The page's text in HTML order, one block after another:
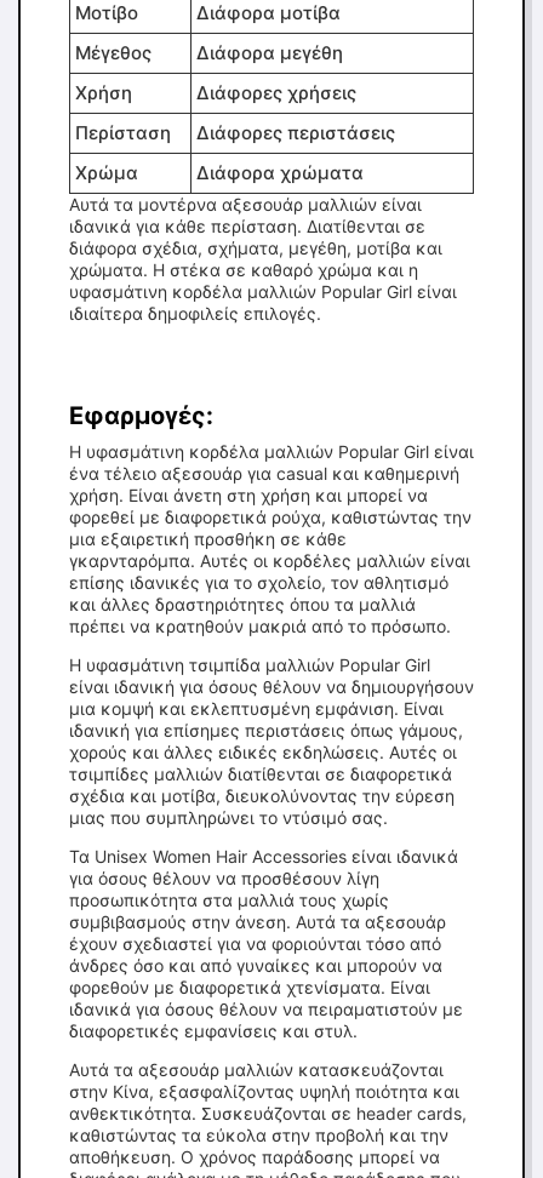
Μοτίβο
Διάφορα μοτίβα
Μέγεθος
Διάφορα μεγέθη
Χρήση
Διάφορες χρήσεις
Περίσταση
Διάφορες περιστάσεις
Χρώμα
Διάφορα χρώματα
Αυτά τα μοντέρνα αξεσουάρ μαλλιών είναι
ιδανικά για κάθε περίσταση. Διατίθενται σε
διάφορα σχέδια, σχήματα, μεγέθη, μοτίβα και
χρώματα. Η στέκα σε καθαρό χρώμα και η
υφασμάτινη κορδέλα μαλλιών Popular Girl είναι
ιδιαίτερα δημοφιλείς επιλογές.
Εφαρμογές:
Η υφασμάτινη κορδέλα μαλλιών Popular Girl είναι
ένα τέλειο αξεσουάρ για casual και καθημερινή
χρήση. Είναι άνετη στη χρήση και μπορεί να
φορεθεί με διαφορετικά ρούχα, καθιστώντας την
μια εξαιρετική προσθήκη σε κάθε
γκαρνταρόμπα. Αυτές οι κορδέλες μαλλιών είναι
επίσης ιδανικές για το σχολείο, τον αθλητισμό
και άλλες δραστηριότητες όπου τα μαλλιά
πρέπει να κρατηθούν μακριά από το πρόσωπο.
Η υφασμάτινη τσιμπίδα μαλλιών Popular Girl
είναι ιδανική για όσους θέλουν να δημιουργήσουν
μια κομψή και εκλεπτυσμένη εμφάνιση. Είναι
ιδανική για επίσημες περιστάσεις όπως γάμους,
χορούς και άλλες ειδικές εκδηλώσεις. Αυτές οι
τσιμπίδες μαλλιών διατίθενται σε διαφορετικά
σχέδια και μοτίβα, διευκολύνοντας την εύρεση
μιας που συμπληρώνει το ντύσιμό σας.
Τα Unisex Women Hair Accessories είναι ιδανικά
για όσους θέλουν να προσθέσουν λίγη
προσωπικότητα στα μαλλιά τους χωρίς
συμβιβασμούς στην άνεση. Αυτά τα αξεσουάρ
έχουν σχεδιαστεί για να φοριούνται τόσο από
άνδρες όσο και από γυναίκες και μπορούν να
φορεθούν με διαφορετικά χτενίσματα. Είναι
ιδανικά για όσους θέλουν να πειραματιστούν με
διαφορετικές εμφανίσεις και στυλ.
Αυτά τα αξεσουάρ μαλλιών κατασκευάζονται
στην Κίνα, εξασφαλίζοντας υψηλή ποιότητα και
ανθεκτικότητα. Συσκευάζονται σε header cards,
καθιστώντας τα εύκολα στην προβολή και την
αποθήκευση. Ο χρόνος παράδοσης μπορεί να